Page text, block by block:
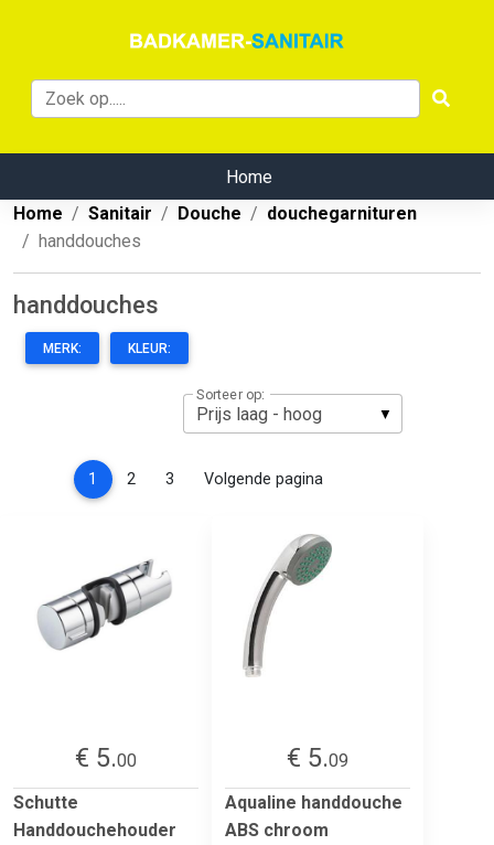
Home
Home
Sanitair Douche
douchegarnituren
handdouches
handdouches
MERK: KLEUR:
Sorteer op:
1 (current)
2 3 Volgende pagina
€ 5.00
Schutte
Handdouchehouder
€ 5.09
Aqualine handdouche
ABS chroom